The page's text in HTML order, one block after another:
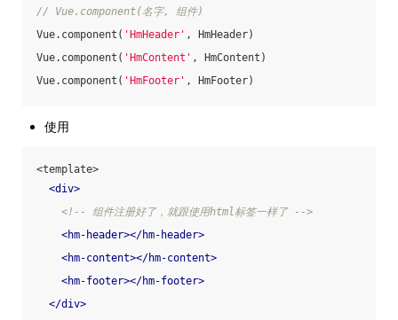
// Vue.component(名字, 组件)
Vue.component( 'HmHeader' , HmHeader)
Vue.component( 'HmContent' , HmContent)
Vue.component( 'HmFooter' , HmFooter)
使用
<template>
<div>
<!-- 组件注册好了，就跟使用html标签一样了 -->
<hm-header></hm-header>
<hm-content></hm-content>
<hm-footer></hm-footer>
</div>